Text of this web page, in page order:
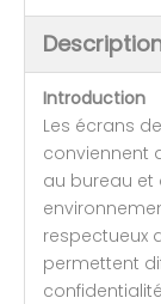
Introduction
Les écrans
conviennent
au bureau et
respectueux
permettent